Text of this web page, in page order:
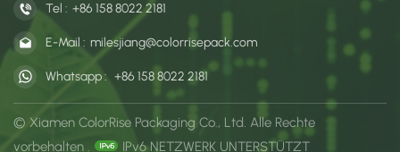
Tel : +86 158 8022 2181
E-Mail : milesjiang@colorrisepack.com
Whatsapp : +86 158 8022 2181
© Xiamen ColorRise Packaging Co., Ltd. Alle Rechte
vorbehalten .
IPv6 NETZWERK UNTERSTÜTZT